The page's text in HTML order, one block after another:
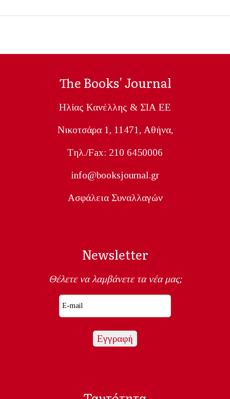
The Books' Journal
Ηλίας Κανέλλης & ΣΙΑ ΕΕ
Nικοτσάρα 1, 11471, Aθήνα,
Tηλ./Fax: 210 6450006
info@booksjournal.gr
Ασφάλεια Συναλλαγών
Newsletter
Θέλετε να λαμβάνετε τα νέα μας;